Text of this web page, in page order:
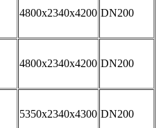
4800x2340x4200 DN200
4800x2340x4200 DN200
5350x2340x4300 DN200